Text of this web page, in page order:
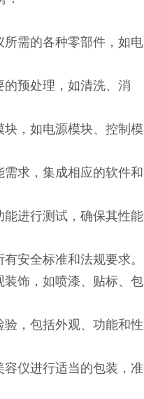
需的各种零部件，如电
预处理，如清洗、消
，如电源模块、控制模
求，集成相应的软件和
进行测试，确保其性能
安全标准和法规要求。
饰，如喷漆、贴标、包
，包括外观、功能和性
仪进行适当的包装，准